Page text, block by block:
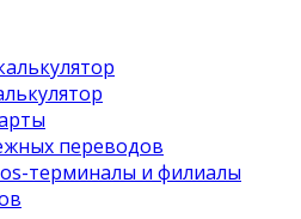
переводов
терминалы и филиалы